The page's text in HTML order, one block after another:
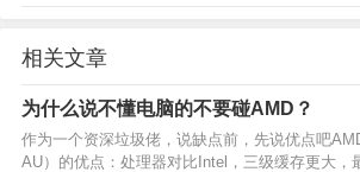
相关文章
为什么说不懂电脑的不要碰AMD？
作为一个资深垃圾佬，说缺点前，先说优点吧
AU）的优点：处理器对比Intel，三级缓存更大，